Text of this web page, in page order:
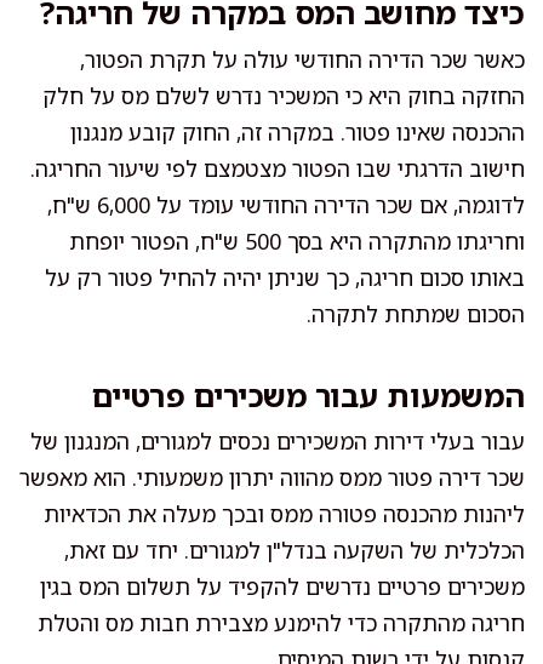
כיצד מחושב המס במקרה של חריגה?
כאשר שכר הדירה החודשי עולה על תקרת הפטור,
החזקה בחוק היא כי המשכיר נדרש לשלם מס על חלק
ההכנסה שאינו פטור. במקרה זה, החוק קובע מנגנון
חישוב הדרגתי שבו הפטור מצטמצם לפי שיעור החריגה.
לדוגמה, אם שכר הדירה החודשי עומד על 6,000 ש"ח,
וחריגתו מהתקרה היא בסך 500 ש"ח, הפטור יופחת
באותו סכום חריגה, כך שניתן יהיה להחיל פטור רק על
הסכום שמתחת לתקרה.
המשמעות עבור משכירים פרטיים
עבור בעלי דירות המשכירים נכסים למגורים, המנגנון של
שכר דירה פטור ממס מהווה יתרון משמעותי. הוא מאפשר
ליהנות מהכנסה פטורה ממס ובכך מעלה את הכדאיות
הכלכלית של השקעה בנדל"ן למגורים. יחד עם זאת,
משכירים פרטיים נדרשים להקפיד על תשלום המס בגין
חריגה מהתקרה כדי להימנע מצבירת חבות מס והטלת